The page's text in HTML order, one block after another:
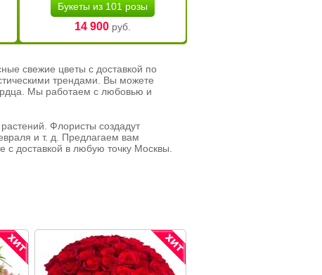
Букеты из 101 розы
14 900руб.
свежие цветы с доставкой по
трендами. Вы можете
Мы работаем с любовью и
Флористы создадут
и т. д. Предлагаем вам
доставкой в любую точку Москвы.